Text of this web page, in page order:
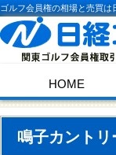
ゴルフ会員権の相場と売買は
HOME
鳴子カント